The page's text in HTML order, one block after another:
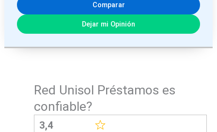
Comparar
Dejar mi Opinión
Red Unisol Préstamos es
confiable?
3,4